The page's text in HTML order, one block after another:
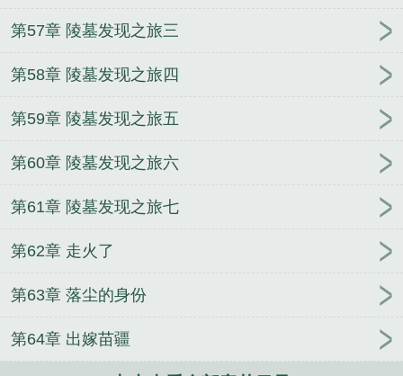
第57章 陵墓发现之旅三
第58章 陵墓发现之旅四
第59章 陵墓发现之旅五
第60章 陵墓发现之旅六
第61章 陵墓发现之旅七
第62章 走火了
第63章 落尘的身份
第64章 出嫁苗疆